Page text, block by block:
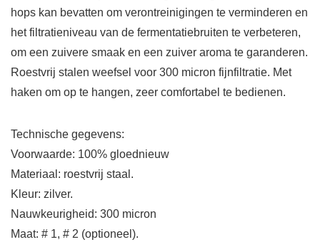
hops kan bevatten om verontreinigingen te verminderen en
het filtratieniveau van de fermentatiebruiten te verbeteren,
om een zuivere smaak en een zuiver aroma te garanderen.
Roestvrij stalen weefsel voor 300 micron fijnfiltratie. Met
haken om op te hangen, zeer comfortabel te bedienen.
Technische gegevens:
Voorwaarde: 100% gloednieuw
Materiaal: roestvrij staal.
Kleur: zilver.
Nauwkeurigheid: 300 micron
Maat: # 1, # 2 (optioneel).